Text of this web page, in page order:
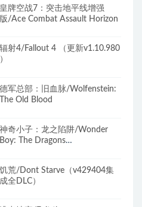
皇牌空战7：突击地平线增强
版/Ace Combat Assault Horizon
辐射4/Fallout 4 （更新v1.10.980
）
德军总部：旧血脉/Wolfenstein:
The Old Blood
神奇小子：龙之陷阱/Wonder
Boy: The Dragons
饥荒/Dont Starve（v429404集
成全DLC）